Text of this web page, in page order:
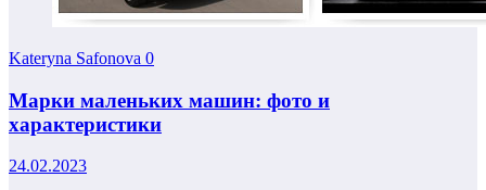
Kateryna Safonova 0
Марки маленьких машин: фото и
характеристики
24.02.2023